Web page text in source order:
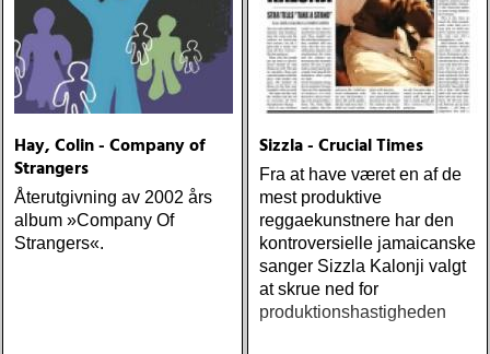
(atlantic) rob thompson :
dust (angel air) roky
erickson w/okkervil river :
true love cast out all evil
(anti-) steve poltz :
Hay, Colin - Company of
Strangers
Återutgivning av 2002 års
album »Company Of
Strangers«.
Sizzla - Crucial Times
Fra at have været en af de
mest produktive
reggaekunstnere har den
kontroversielle jamaicanske
sanger Sizzla Kalonji valgt
at skrue ned for
produktionshastigheden